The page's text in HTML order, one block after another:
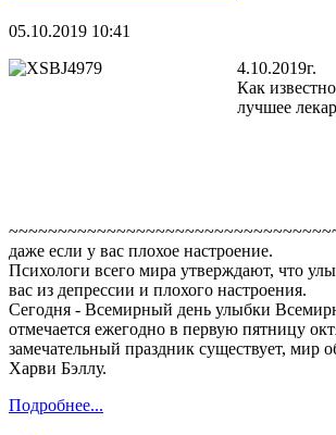
05.10.2019 10:41
4.10.2019г.
Как
лучшее
даже если у вас плохое настроение.
Психологи всего мира утверждают, что
вас из депрессии и плохого настроения.
Сегодня - Всемирный день улыбки
отмечается ежегодно в первую пятницу
замечательный праздник существует, мир
Харви Бэллу.
Подробнее...